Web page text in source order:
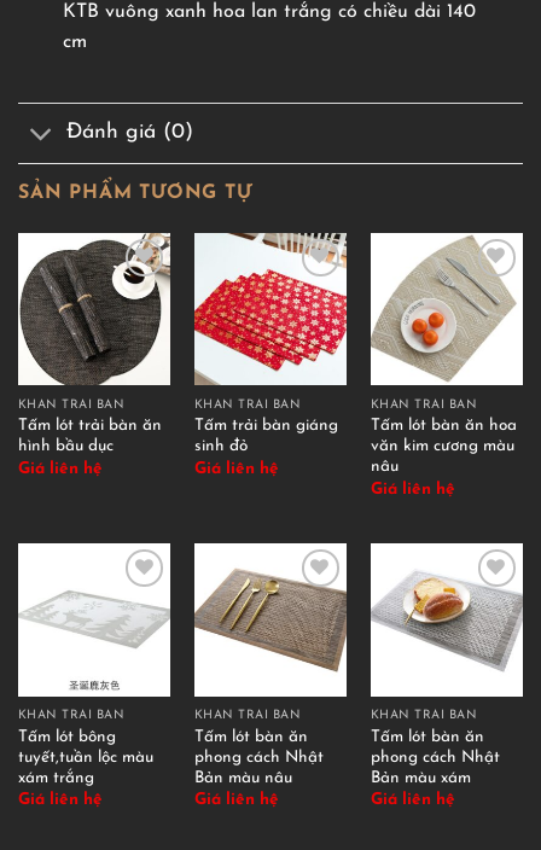
KTB vuông xanh hoa lan trắng có chiều dài 140
cm
Đánh giá (0)
SẢN PHẨM TƯƠNG TỰ
KHĂN TRẢI BÀN
Tấm lót trải bàn ăn
hình bầu dục
Giá liên hệ
KHĂN TRẢI BÀN
Tấm trải bàn giáng
sinh đỏ
Giá liên hệ
KHĂN TRẢI BÀN
Tấm lót bàn ăn hoa
văn kim cương màu
nâu
Giá liên hệ
KHĂN TRẢI BÀN
Tấm lót bông
tuyết,tuần lộc màu
xám trắng
Giá liên hệ
KHĂN TRẢI BÀN
Tấm lót bàn ăn
phong cách Nhật
Bản màu nâu
Giá liên hệ
KHĂN TRẢI BÀN
Tấm lót bàn ăn
phong cách Nhật
Bản màu xám
Giá liên hệ